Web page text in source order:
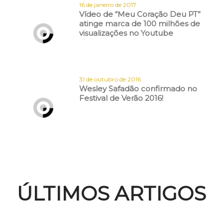
16 de janeiro de 2017
Vídeo de “Meu Coração Deu PT”
atinge marca de 100 milhões de
visualizações no Youtube
31 de outubro de 2016
Wesley Safadão confirmado no
Festival de Verão 2016!
ÚLTIMOS ARTIGOS